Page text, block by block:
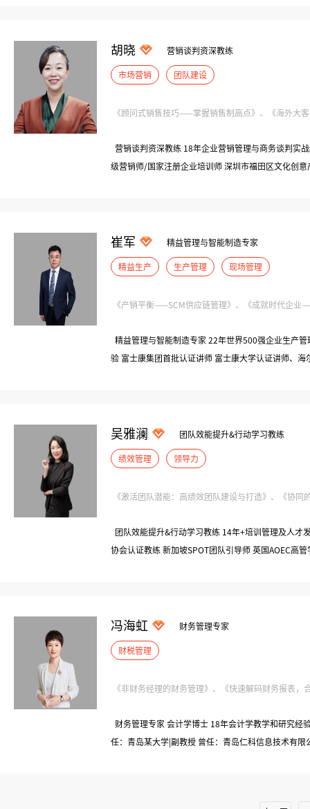
胡晓 营销谈判资深教练
市场营销 团队建设
《顾问式销售技巧——掌握销售制高点》、《海外大
营销谈判资深教练 18年企业营销管理与商务谈判实
级营销师/国家注册企业培训师 深圳市福田区文化创
崔军 精益管理与智能制造专家
精益生产 生产管理 现场管理
《产销平衡——SCM供应链管理》、《成就时代企业
精益管理与智能制造专家 22年世界500强企业生产
验 富士康集团首批认证讲师 富士康大学认证讲师、海
吴雅澜 团队效能提升&行动学习教练
绩效管理 领导力
《激活团队潜能：高绩效团队建设与打造》、《协同
团队效能提升&行动学习教练 14年+培训管理及人才
协会认证教练 新加坡SPOT团队引导师 英国AOEC高
冯海虹 财务管理专家
财税管理
《非财务经理的财务管理》、《快速解码财务报表，
财务管理专家 会计学博士 18年会计学教学和研究经
任：青岛某大学|副教授 曾任：青岛仁科信息技术有限